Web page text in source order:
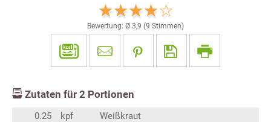
Bewertung: Ø 3,9 (9 Stimmen)
Zutaten für 2 Portionen
0.25 kpf
Weißkraut